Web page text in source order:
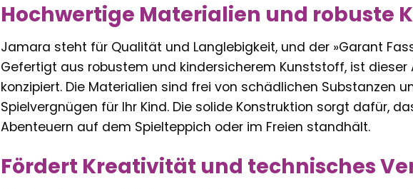
Hochwertige Materialien und robuste
Jamara steht für Qualität und Langlebigkeit, und der »Garant
Gefertigt aus robustem und kindersicherem Kunststoff, ist
konzipiert. Die Materialien sind frei von schädlichen Substanzen
Spielvergnügen für Ihr Kind. Die solide Konstruktion sorgt dafür,
Abenteuern auf dem Spielteppich oder im Freien standhält.
Fördert Kreativität und technisches